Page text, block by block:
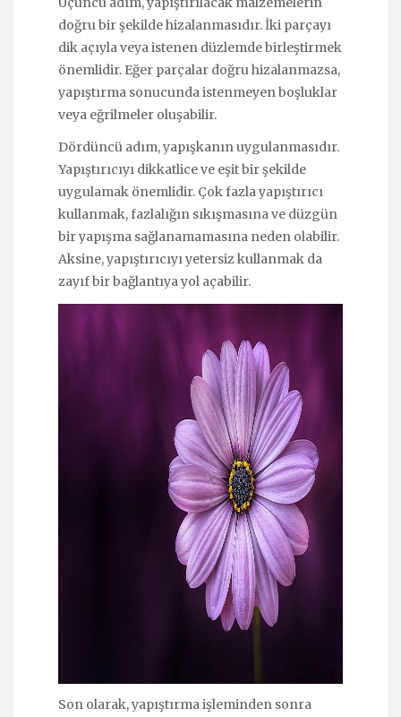
doğru bir şekilde hizalanmasıdır. İki parçayı
dik açıyla veya istenen düzlemde birleştirmek
önemlidir. Eğer parçalar doğru hizalanmazsa,
yapıştırma sonucunda istenmeyen boşluklar
veya eğrilmeler oluşabilir.
Dördüncü adım, yapışkanın uygulanmasıdır.
Yapıştırıcıyı dikkatlice ve eşit bir şekilde
uygulamak önemlidir. Çok fazla yapıştırıcı
kullanmak, fazlalığın sıkışmasına ve düzgün
bir yapışma sağlanamamasına neden olabilir.
Aksine, yapıştırıcıyı yetersiz kullanmak da
zayıf bir bağlantıya yol açabilir.
Son olarak, yapıştırma işleminden sonra